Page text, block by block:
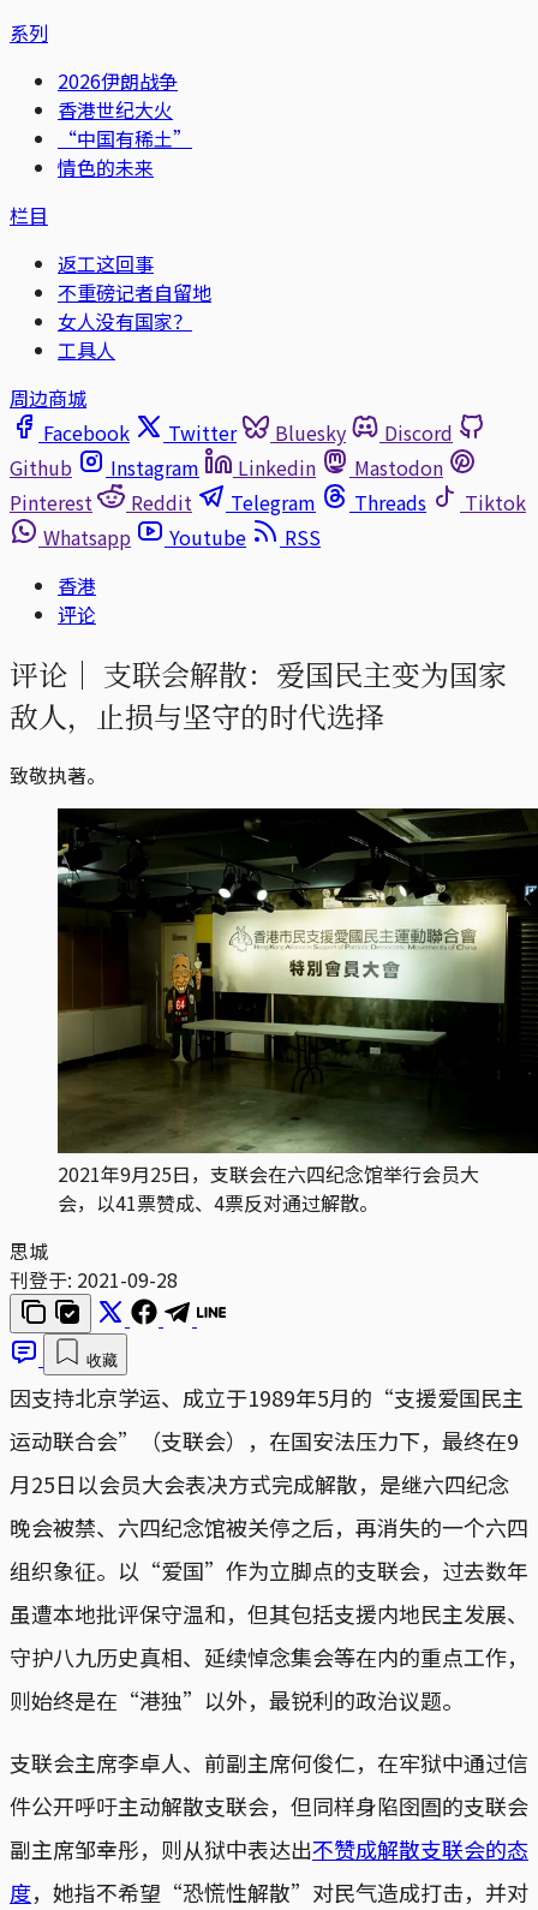
系列
2026伊朗战争
香港世纪大火
“中国有稀土”
情色的未来
栏目
返工这回事
不重磅记者自留地
女人没有国家？
工具人
周边商城
Facebook
Twitter Bluesky
Discord
Github
Instagram Linkedin
Mastodon
Pinterest
Reddit Telegram Threads
Tiktok
Whatsapp
Youtube
RSS
香港
评论
评论｜ 支联会解散：爱国民主变为国家
敌人，止损与坚守的时代选择
致敬执著。
2021年9月25日，支联会在六四纪念馆举行会员大
会，以41票赞成、4票反对通过解散。
思城
刊登于: 2021-09-28
收藏
因支持北京学运、成立于1989年5月的“支援爱国民主
运动联合会”（支联会），在国安法压力下，最终在9
月25日以会员大会表决方式完成解散，是继六四纪念
晚会被禁、六四纪念馆被关停之后，再消失的一个六四
组织象征。以“爱国”作为立脚点的支联会，过去数年
虽遭本地批评保守温和，但其包括支援内地民主发展、
守护八九历史真相、延续悼念集会等在内的重点工作，
则始终是在“港独”以外，最锐利的政治议题。
支联会主席李卓人、前副主席何俊仁，在牢狱中通过信
件公开呼吁主动解散支联会，但同样身陷囹圄的支联会
副主席邹幸彤，则从狱中表达出不赞成解散支联会的态
度，她指不希望“恐慌性解散”对民气造成打击，并对